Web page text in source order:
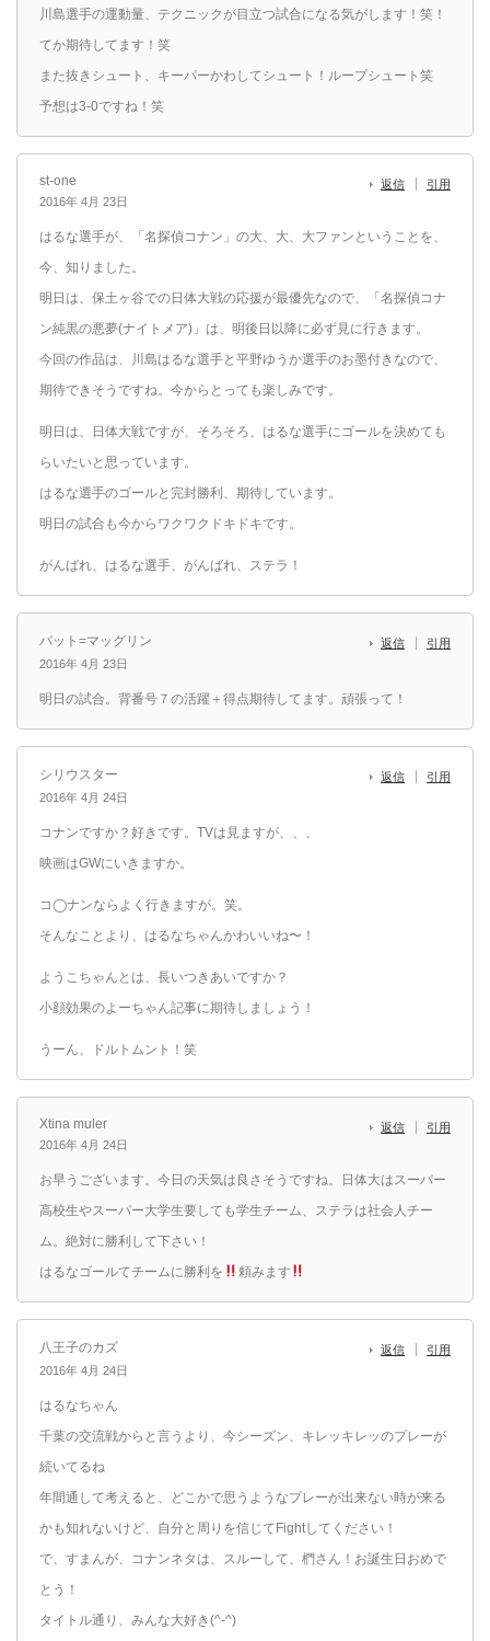
川島選手の運動量、テクニックが目立つ試合になる気がします！笑！
てか期待してます！笑
また抜きシュート、キーパーかわしてシュート！ループシュート笑
予想は3-0ですね！笑
st-one
2016年 4月 23日
返信 引用
はるな選手が、「名探偵コナン」の大、大、大ファンということを、
今、知りました。
明日は、保土ヶ谷での日体大戦の応援が最優先なので、「名探偵コナ
ン純黒の悪夢(ナイトメア)」は、明後日以降に必ず見に行きます。
今回の作品は、川島はるな選手と平野ゆうか選手のお墨付きなので、
期待できそうですね。今からとっても楽しみです。
明日は、日体大戦ですが、そろそろ、はるな選手にゴールを決めても
らいたいと思っています。
はるな選手のゴールと完封勝利、期待しています。
明日の試合も今からワクワクドキドキです。
がんばれ、はるな選手、がんばれ、ステラ！
パット=マッグリン
2016年 4月 23日
返信 引用
明日の試合。背番号７の活躍＋得点期待してます。頑張って！
シリウスター
2016年 4月 24日
返信 引用
コナンですか？好きです。TVは見ますが、、、
映画はGWにいきますか。
コ◯ナンならよく行きますが。笑。
そんなことより、はるなちゃんかわいいね〜！
ようこちゃんとは、長いつきあいですか？
小顔効果のよーちゃん記事に期待しましょう！
うーん、ドルトムント！笑
Xtina muler
2016年 4月 24日
返信 引用
お早うございます。今日の天気は良さそうですね。日体大はスーパー
高校生やスーパー大学生要しても学生チーム、ステラは社会人チー
ム。絶対に勝利して下さい！
はるなゴールてチームに勝利を
頼みます
八王子のカズ
2016年 4月 24日
返信 引用
はるなちゃん
千葉の交流戦からと言うより、今シーズン、キレッキレッのプレーが
続いてるね
年間通して考えると、どこかで思うようなプレーが出来ない時が来る
かも知れないけど、自分と周りを信じてFightしてください！
で、すまんが、コナンネタは、スルーして、椚さん！お誕生日おめで
とう！
タイトル通り、みんな大好き(^-^)